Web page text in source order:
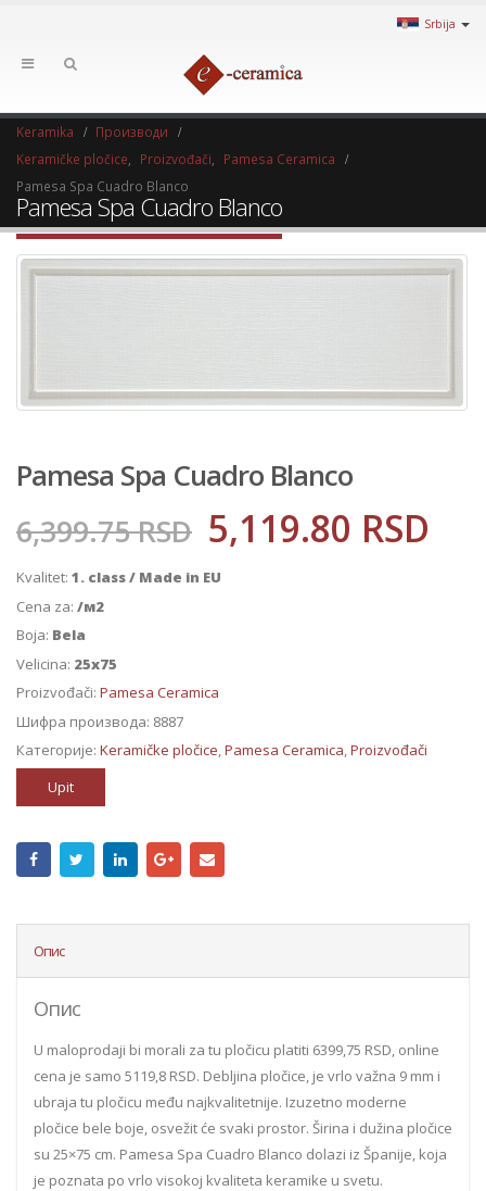
Srbija
Keramika
Производи
Keramičke pločice
Proizvođači
Pamesa Ceramica
Pamesa Spa Cuadro Blanco
Pamesa Spa Cuadro Blanco
Pamesa Spa Cuadro Blanco
6,399.75RSD 5,119.80 RSD
Kvalitet: 1. class / Made in EU
Cena za: /м2
Boja: Bela
Velicina: 25x75
Proizvođači: Pamesa Ceramica
Шифра производа: 8887
Категорије: Keramičke pločice,Pamesa Ceramica,Proizvođači
Upit
Опис
Опис
U maloprodaji bi morali za tu pločicu platiti 6399,75 RSD, online
cena je samo 5119,8 RSD. Debljina pločice, je vrlo važna 9 mm i
ubraja tu pločicu među najkvalitetnije. Izuzetno moderne
pločice bele boje, osvežit će svaki prostor. Širina i dužina pločice
su 25×75 cm. Pamesa Spa Cuadro Blanco dolazi iz Španije, koja
je poznata po vrlo visokoj kvaliteta keramike u svetu.